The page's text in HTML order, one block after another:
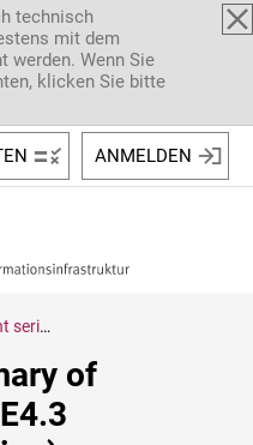
technisch
mit dem
werden. Wenn Sie
klicken Sie bitte
ANMELDEN
Summary of experiment series E4.3 (Electrostatic Ignition) results
of